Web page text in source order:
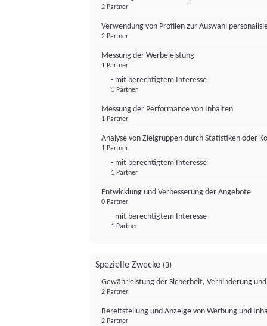
2 Partner
Verwendung von Profilen zur Auswahl
2 Partner
Messung der Werbeleistung
1 Partner
- mit berechtigtem Interesse
1 Partner
Messung der Performance von Inhalten
1 Partner
Analyse von Zielgruppen durch Statistiken oder
1 Partner
- mit berechtigtem Interesse
1 Partner
Entwicklung und Verbesserung der Angebote
0 Partner
- mit berechtigtem Interesse
1 Partner
Spezielle Zwecke (3)
Gewährleistung der Sicherheit, Verhinderung
2 Partner
Bereitstellung und Anzeige von Werbung und
2 Partner